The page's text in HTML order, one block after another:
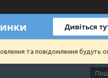
та повідомлення будуть